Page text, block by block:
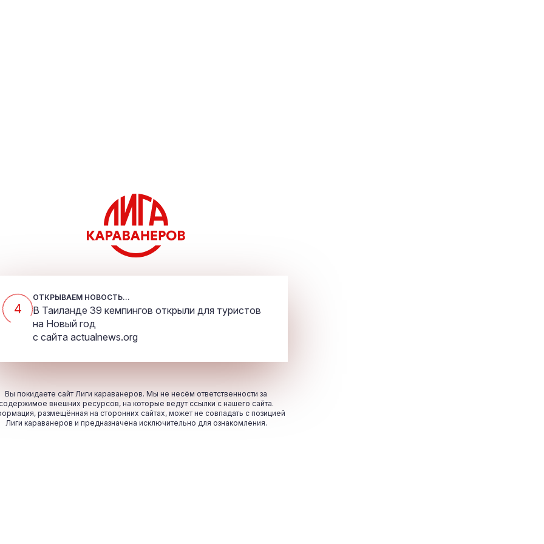
4
ОТКРЫВАЕМ НОВОСТЬ...
В Таиланде 39 кемпингов открыли для туристов
на Новый год
с сайта actualnews.org
Вы покидаете сайт Лиги караванеров. Мы не несём ответственности за
внешних ресурсов, на которые ведут ссылки с нашего сайта.
размещённая на сторонних сайтах, может не совпадать с позицией
Лиги караванеров и предназначена исключительно для ознакомления.